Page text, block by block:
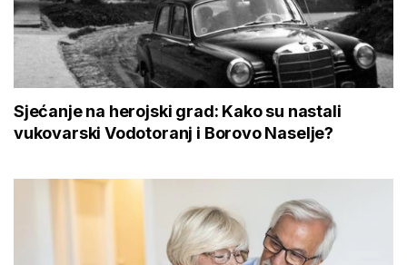
Sjećanje na herojski grad: Kako su nastali
vukovarski Vodotoranj i Borovo Naselje?